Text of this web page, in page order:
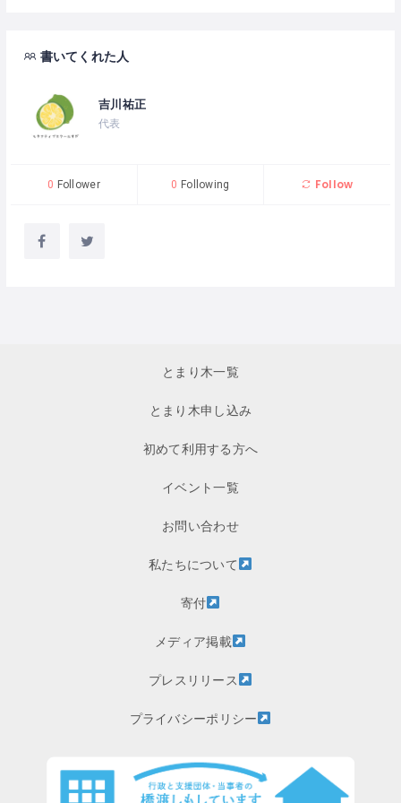
書いてくれた人
吉川祐正
代表
0 Follower 0 Following Follow
とまり木一覧
とまり木申し込み
初めて利用する方へ
イベント一覧
お問い合わせ
私たちについて
寄付
メディア掲載
プレスリリース
プライバシーポリシー